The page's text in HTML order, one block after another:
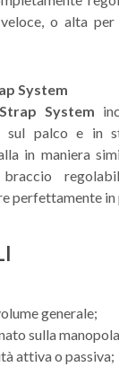
o alta
System
System
sul palco e in
in maniera
perfettamente in
generale;
sulla
attiva o passiva;